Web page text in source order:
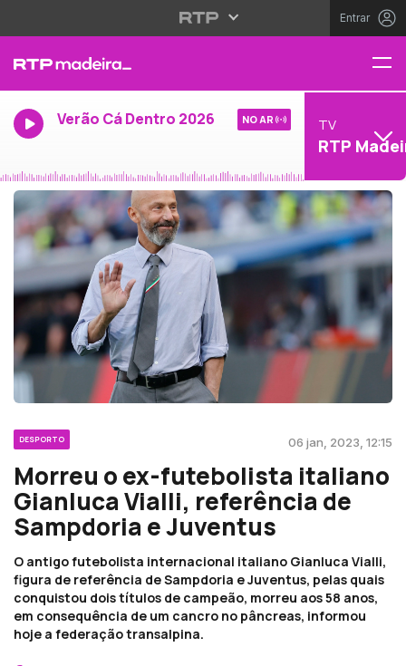
Entrar
Verão Cá Dentro 2026 NO AR TV
RTP
DESPORTO 06 jan, 2023, 12:15
Morreu o ex-futebolista italiano
Gianluca Vialli, referência de
Sampdoria e Juventus
O antigo futebolista internacional italiano Gianluca Vialli,
figura de referência de Sampdoria e Juventus, pelas quais
conquistou dois títulos de campeão, morreu aos 58 anos,
em consequência de um cancro no pâncreas, informou
hoje a federação transalpina.